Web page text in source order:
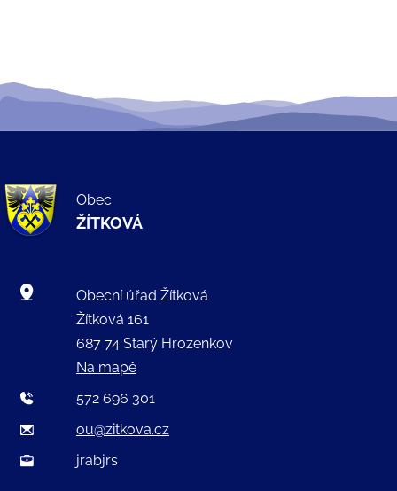
Obec
ŽÍTKOVÁ
Obecní úřad Žítková
Žítková 161
687 74 Starý Hrozenkov
Na mapě
572 696 301
ou@zitkova.cz
jrabjrs